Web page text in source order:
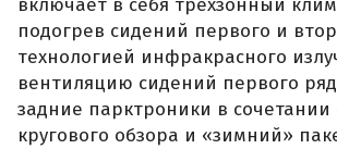
включает в себя трехзонный
подогрев сидений первого и
технологией инфракрасного
вентиляцию сидений первого
задние парктроники в сочетании
кругового обзора и «зимний»